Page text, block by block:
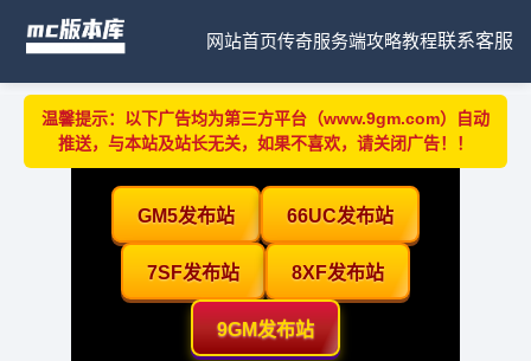
网站首页传奇服务端攻略教程联系客服
温馨提示：以下广告均为第三方平台（www.9gm.com）自动
推送，与本站及站长无关，如果不喜欢，请关闭广告！！